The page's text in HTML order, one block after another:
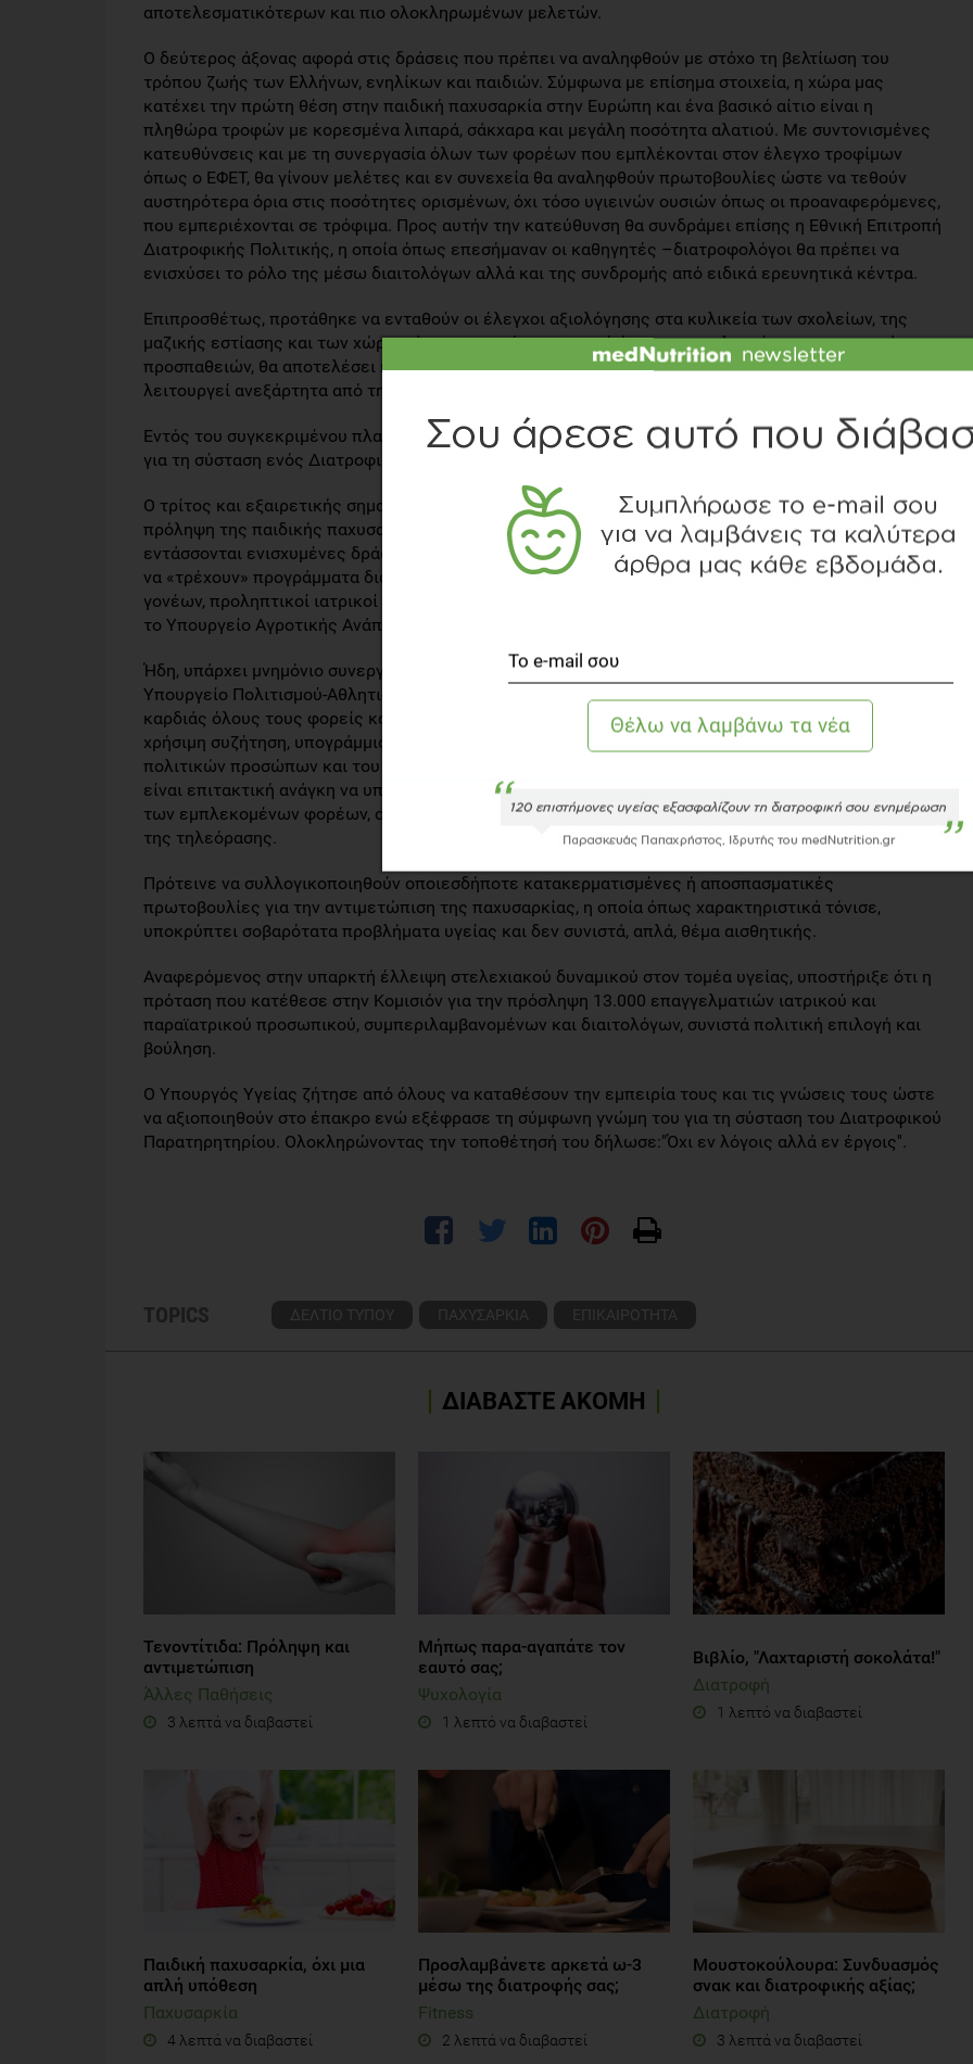
αποτελεσματικότερων και πιο ολοκληρωμένων μελετών.
Ο δεύτερος άξονας αφορά στις δράσεις που πρέπει να αναληφθούν με στόχο τη βελτίωση του
τρόπου ζωής των Ελλήνων, ενηλίκων και παιδιών. Σύμφωνα με επίσημα στοιχεία, η χώρα μας
κατέχει την πρώτη θέση στην παιδική παχυσαρκία στην Ευρώπη και ένα βασικό αίτιο είναι η
πληθώρα τροφών με κορεσμένα λιπαρά, σάκχαρα και μεγάλη ποσότητα αλατιού. Με συντονισμένες
κατευθύνσεις και με τη συνεργασία όλων των φορέων που εμπλέκονται στον έλεγχο τροφίμων
όπως ο ΕΦΕΤ, θα γίνουν μελέτες και εν συνεχεία θα αναληφθούν πρωτοβουλίες ώστε να τεθούν
αυστηρότερα όρια στις ποσότητες ορισμένων, όχι τόσο υγιεινών ουσιών όπως οι προαναφερόμενες,
που εμπεριέχονται σε τρόφιμα. Προς αυτήν την κατεύθυνση θα συνδράμει επίσης η Εθνική Επιτροπή
Διατροφικής Πολιτικής, η οποία όπως επεσήμαναν οι καθηγητές –διατροφολόγοι θα πρέπει να
ενισχύσει το ρόλο της μέσω διαιτολόγων αλλά και της συνδρομής από ειδικά ερευνητικά κέντρα.
Επιπροσθέτως, προτάθηκε να ενταθούν οι έλεγχοι αξιολόγησης στα κυλικεία των σχολείων, της
μαζικής εστίασης και των χώρων άσκησης, ενώ ουσιαστικό όχημα στην υλοποίηση των παραπάνω
προσπαθειών, θα αποτελέσει η θεσμοθέτηση ενός νέου συντονιστικού φορέα ο οποίος θα
λειτουργεί ανεξάρτητα από την πολιτική κατάσταση και την πολιτική διοίκηση.
Εντός του συγκεκριμένου πλαισίου προτάθηκε στον Υπουργό Υγείας να καταβληθούν προσπάθειες
για τη σύσταση ενός Διατροφικού Παρατηρητηρίου.
Ο τρίτος και εξαιρετικής σημασίας πυλώνας που θα ''χτίσει'' το Υπουργείο Υγείας αφορά στην
πρόληψη της παιδικής παχυσαρκίας . Για την καλύτερη επίτευξη του συγκεκριμένου στόχου
εντάσσονται ενισχυμένες δράσεις όπως τα ενημερωτικά σεμινάρια των δασκάλων ώστε να μπορούν
να «τρέχουν» προγράμματα διατροφικής αγωγής, ενδελεχής και οργανωμένη ενημέρωση των
γονέων, προληπτικοί ιατρικοί έλεγχοι των παιδιών, διανομή φρούτων στα σχολεία και συνεργασία με
το Υπουργείο Αγροτικής Ανάπτυξης ώστε να υπάρχουν ομόπνοες και συντονισμένες δράσεις.
Ήδη, υπάρχει μνημόνιο συνεργασίας ανάμεσα στο Υπουργείο Υγείας, το Υπουργείο Παιδείας και το
Υπουργείο Πολιτισμού-Αθλητισμού. Ο κ. Κουρουμπλής από την πλευρά του αφού ευχαρίστησε από
καρδιάς όλους τους φορείς και τους επιστήμονες για την παρουσία τους στην εξαιρετικά αυτή
χρήσιμη συζήτηση, υπογράμμισε πως είναι πολλαπλάσια η ευθύνη όλων και πρωτίστως των
πολιτικών προσώπων και του ιδίου, για τη βελτίωση της παρούσας πραγματικότητας. Ανέφερε ότι
είναι επιτακτική ανάγκη να υπάρξει ένας συνολικός σχεδιασμός καθώς και στενή συνεργασία όλων
των εμπλεκομένων φορέων, συναρτήσει της ενημέρωσης του κόσμου μέσω δράσεων αλλά και μέσω
της τηλεόρασης.
Πρότεινε να συλλογικοποιηθούν οποιεσδήποτε κατακερματισμένες ή αποσπασματικές
πρωτοβουλίες για την αντιμετώπιση της παχυσαρκίας, η οποία όπως χαρακτηριστικά τόνισε,
υποκρύπτει σοβαρότατα προβλήματα υγείας και δεν συνιστά, απλά, θέμα αισθητικής.
Αναφερόμενος στην υπαρκτή έλλειψη στελεχιακού δυναμικού στον τομέα υγείας, υποστήριξε ότι η
πρόταση που κατέθεσε στην Κομισιόν για την πρόσληψη 13.000 επαγγελματιών ιατρικού και
παραϊατρικού προσωπικού, συμπεριλαμβανομένων και διαιτολόγων, συνιστά πολιτική επιλογή και
βούληση.
Ο Υπουργός Υγείας ζήτησε από όλους να καταθέσουν την εμπειρία τους και τις γνώσεις τους ώστε
να αξιοποιηθούν στο έπακρο ενώ εξέφρασε τη σύμφωνη γνώμη του για τη σύσταση του Διατροφικού
Παρατηρητηρίου. Ολοκληρώνοντας την τοποθέτησή του δήλωσε:"Όχι εν λόγοις αλλά εν έργοις''.
TOPICS ΔΕΛΤΙΟ ΤΥΠΟΥ ΠΑΧΥΣΑΡΚΙΑ ΕΠΙΚΑΙΡΟΤΗΤΑ
ΔΙΑΒΑΣΤΕ ΑΚΟΜΗ
Τενοντίτιδα: Πρόληψη και
αντιμετώπιση
Άλλες Παθήσεις
3 λεπτά να διαβαστεί
Μήπως παρα-αγαπάτε τον
εαυτό σας;
Ψυχολογία
1 λεπτό να διαβαστεί
Βιβλίο, "Λαχταριστή σοκολάτα!"
Διατροφή
1 λεπτό να διαβαστεί
Παιδική παχυσαρκία, όχι μια
απλή υπόθεση
Παχυσαρκία
4 λεπτά να διαβαστεί
Προσλαμβάνετε αρκετά ω-3
μέσω της διατροφής σας;
Fitness
2 λεπτά να διαβαστεί
Μουστοκούλουρα: Συνδυασμός
σνακ και διατροφικής αξίας;
Διατροφή
3 λεπτά να διαβαστεί